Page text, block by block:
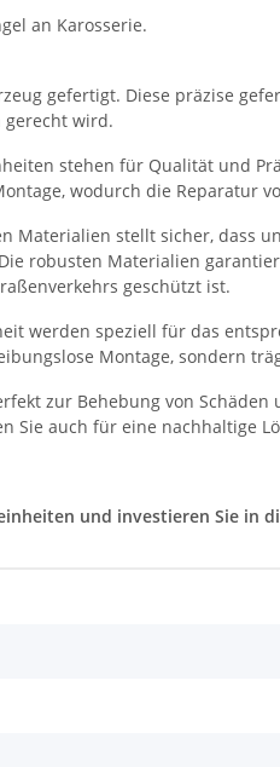
an Karosserie.
gefertigt. Diese präzise
gerecht wird.
stehen für Qualität und
wodurch die Reparatur
Materialien stellt sicher, dass
robusten Materialien
geschützt ist.
werden speziell für das
Montage, sondern
zur Behebung von
Sie auch für eine nachhaltige
und investieren Sie in